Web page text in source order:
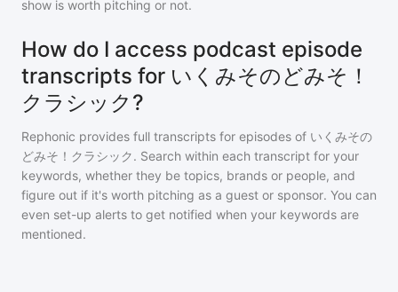
show is worth pitching or not.
How do I access podcast episode
transcripts for いくみそのどみそ！
クラシック?
Rephonic provides full transcripts for episodes of いくみその
どみそ！クラシック. Search within each transcript for your
keywords, whether they be topics, brands or people, and
figure out if it's worth pitching as a guest or sponsor. You can
even set-up alerts to get notified when your keywords are
mentioned.